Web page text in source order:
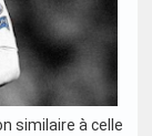
similaire à celle